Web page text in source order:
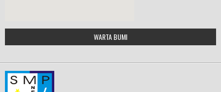
Tes Matrikulasi 2019
Google Maps Generator by
embedgooglemap.net
WARTA BUMI